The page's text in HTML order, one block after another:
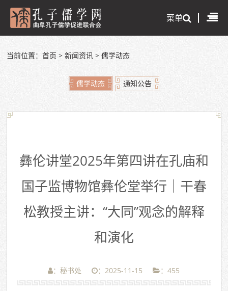
菜单
当前位置：首页 >新闻资讯 >儒学动态
儒学动态 通知公告
彝伦讲堂2025年第四讲在孔庙和
国子监博物馆彝伦堂举行｜干春
松教授主讲：“大同”观念的解释
和演化
：秘书处 ：2025-11-15 ：455